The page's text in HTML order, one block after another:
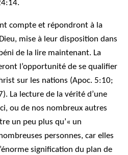
compte et répondront à la
mise à leur disposition dans
de la lire maintenant. La
l’opportunité de se qualifier
sur les nations (Apoc. 5:10;
La lecture de la vérité d’une
ou de nos nombreux autres
un peu plus qu’« un
personnes, car elles
signification du plan de